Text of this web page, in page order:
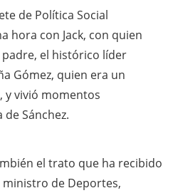
de Política Social
hora con Jack, con quien
el histórico líder
Gómez, quien era un
y vivió momentos
Sánchez.
el trato que ha recibido
de Deportes,